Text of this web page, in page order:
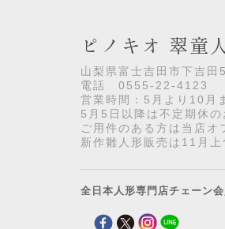
ピノキオ 翠童
山梨県富士吉田市下吉
電話 0555-22-4123
営業時間：5月より10月
5月5日以降は不定期休
ご用件のある方は当店
新作雛人形販売は11月
全日本人形専門店チェーン会